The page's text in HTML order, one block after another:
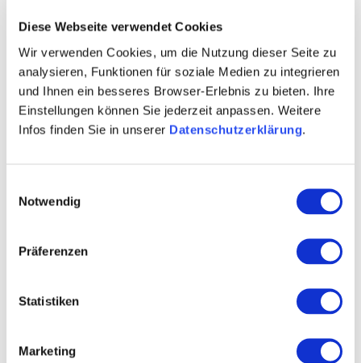
Diese Webseite verwendet Cookies
Wir verwenden Cookies, um die Nutzung dieser Seite zu
analysieren, Funktionen für soziale Medien zu integrieren
und Ihnen ein besseres Browser-Erlebnis zu bieten. Ihre
Einstellungen können Sie jederzeit anpassen. Weitere
Infos finden Sie in unserer Datenschutzerklärung.
Notwendig
Präferenzen
Statistiken
Marketing
Kontakt Weitere Infos & Downloads
Kontaktinformationen:
Tel:+49 62446949098